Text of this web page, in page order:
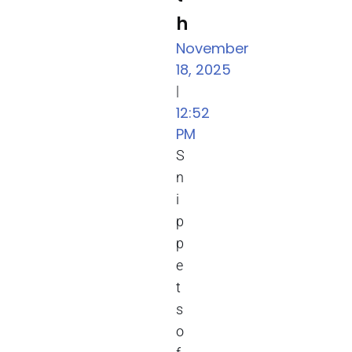
h
November
18, 2025
|
12:52
PM
S
n
i
p
p
e
t
s
o